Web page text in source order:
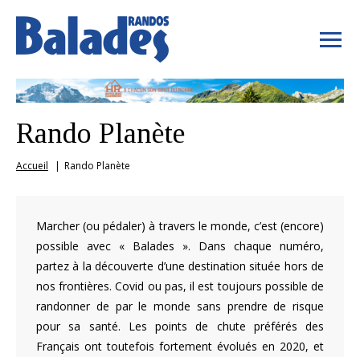
Rando Planète
Accueil Rando Planète
Marcher (ou pédaler) à travers le monde, c’est (encore)
possible avec « Balades ». Dans chaque numéro,
partez à la découverte d’une destination située hors de
nos frontières. Covid ou pas, il est toujours possible de
randonner de par le monde sans prendre de risque
pour sa santé. Les points de chute préférés des
Français ont toutefois fortement évolués en 2020, et